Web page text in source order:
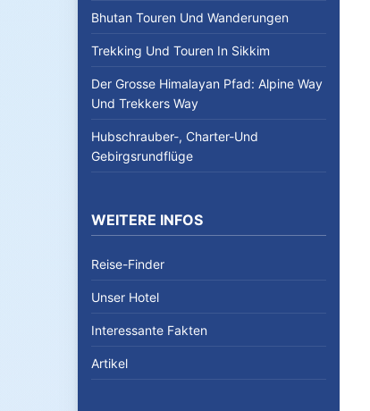
Bhutan Touren Und Wanderungen
Trekking Und Touren In Sikkim
Der Grosse Himalayan Pfad: Alpine Way
Und Trekkers Way
Hubschrauber-, Charter-Und
Gebirgsrundflüge
WEITERE INFOS
Reise-Finder
Unser Hotel
Interessante Fakten
Artikel